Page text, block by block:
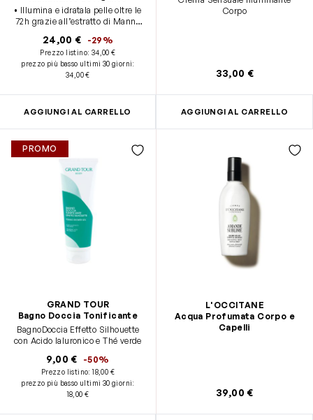
• Illumina e idratala pelle oltre le
72h grazie all’estratto di Manna
di Fiori di Verbasco italiano • La
Niacinamide uniforma la pelle e
minimizza le imperfezioni •
Texture leggera, ma voluttuosa
24,00 € -29%
Prezzo listino: 34,00 €
prezzo più basso ultimi 30 giorni:
34,00 €
AGGIUNGI AL CARRELLO
Corpo
33,00 €
AGGIUNGI AL CARRELLO
PROMO
GRAND TOUR
Bagno Doccia Tonificante
BagnoDoccia Effetto Silhouette
con Acido Ialuronico e Thé verde
9,00 € -50%
Prezzo listino:18,00 €
prezzo più basso ultimi 30 giorni:
18,00 €
L'OCCITANE
Acqua Profumata Corpo e
Capelli
39,00 €